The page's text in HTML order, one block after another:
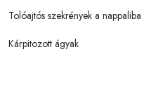
Tolóajtós szekrények a nappaliba
Kárpitozott ágyak